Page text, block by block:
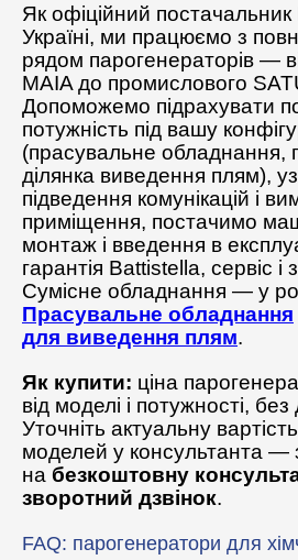
Як офіційний
Україні, ми працюємо з
рядом парогенераторів —
MAIA до промислового
Допоможемо підрахувати
потужність під вашу
(прасувальне обладнання,
ділянка виведення плям),
підведення комунікацій і
приміщення, постачимо
монтаж і введення в
гарантія Battistella, сервіс і
Сумісне обладнання — у
Прасувальне обладнання
для виведення плям.
Як купити: ціна
від моделі і потужності,
Уточніть актуальну
моделей у консультанта —
на безкоштовну
зворотний дзвінок.
FAQ: парогенератори для